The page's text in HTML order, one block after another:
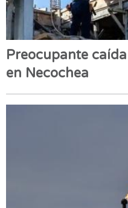
Preocupante
en Necochea